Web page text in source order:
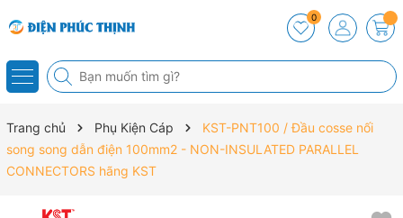
0
Trang chủ Phụ Kiện Cáp
KST-PNT100 / Đầu cosse nối
song song dẫn điện 100mm2 - NON-INSULATED PARALLEL
CONNECTORS hãng KST